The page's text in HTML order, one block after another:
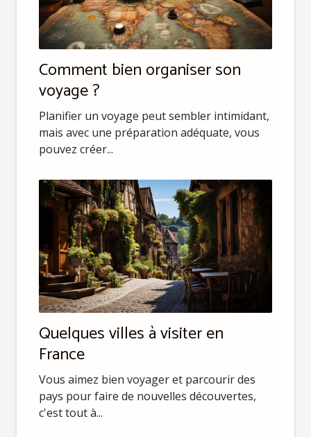
Comment bien organiser son
voyage ?
Planifier un voyage peut sembler intimidant,
mais avec une préparation adéquate, vous
pouvez créer...
Quelques villes à visiter en
France
Vous aimez bien voyager et parcourir des
pays pour faire de nouvelles découvertes,
c'est tout à...